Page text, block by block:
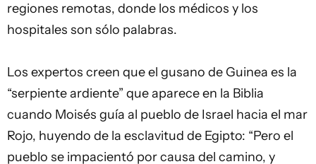
regiones remotas, donde los médicos y los
hospitales son sólo palabras.
Los expertos creen que el gusano de Guinea es la
“serpiente ardiente” que aparece en la Biblia
cuando Moisés guía al pueblo de Israel hacia el mar
Rojo, huyendo de la esclavitud de Egipto: “Pero el
pueblo se impacientó por causa del camino, y